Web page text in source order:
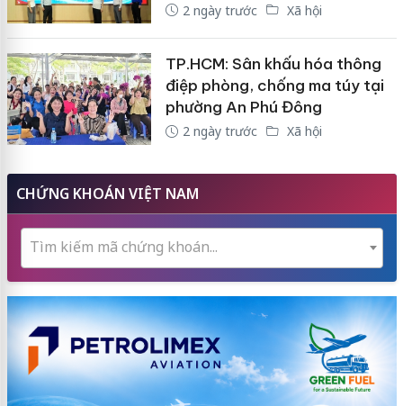
2 ngày trước Xã hội
TP.HCM: Sân khấu hóa thông
điệp phòng, chống ma túy tại
phường An Phú Đông
2 ngày trước Xã hội
CHỨNG KHOÁN VIỆT NAM
Tìm kiếm mã chứng khoán...